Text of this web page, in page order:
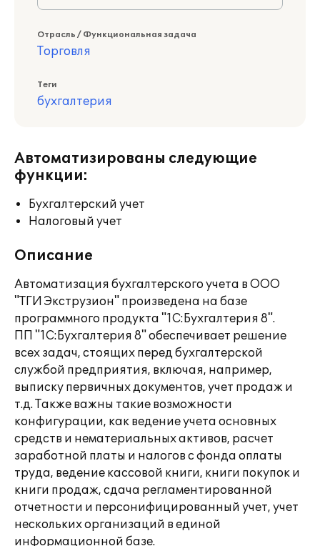
Отрасль / Функциональная задача
Торговля
Теги
бухгалтерия
Автоматизированы следующие
функции:
Бухгалтерский учет
Налоговый учет
Описание
Автоматизация бухгалтерского учета в ООО
"ТГИ Экструзион" произведена на базе
программного продукта "1С:Бухгалтерия 8".
ПП "1С:Бухгалтерия 8" обеспечивает решение
всех задач, стоящих перед бухгалтерской
службой предприятия, включая, например,
выписку первичных документов, учет продаж и
т.д. Также важны такие возможности
конфигурации, как ведение учета основных
средств и нематериальных активов, расчет
заработной платы и налогов с фонда оплаты
труда, ведение кассовой книги, книги покупок и
книги продаж, сдача регламентированной
отчетности и персонифицированный учет, учет
нескольких организаций в единой
информационной базе.